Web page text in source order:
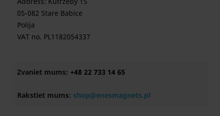
05-082 Stare Babice
Polija
VAT no. PL1182054337
Zvaniet mums: +48 22 733 14 65
Rakstiet mums: shop@enesmagnets.pl